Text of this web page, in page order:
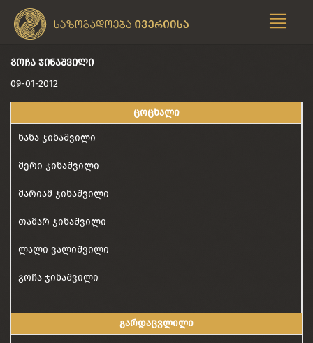
ᲒᲝᲩᲐ ᲯᲘᲜᲐᲨᲕᲘᲚᲘ
09-01-2012
ცოცხალი
ნანა ჯინაშვილი
მერი ჯინაშვილი
მარიამ ჯინაშვილი
თამარ ჯინაშვილი
ლალი ვალიშვილი
გოჩა ჯინაშვილი
გარდაცვლილი